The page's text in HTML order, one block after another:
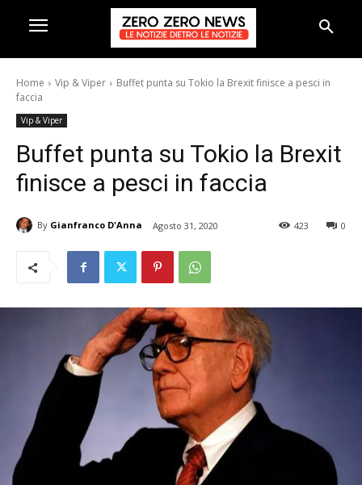
Home Vip & Viper
Buffet punta su Tokio la Brexit finisce a pesci in
faccia
Vip & Viper
Buffet punta su Tokio la Brexit
finisce a pesci in faccia
By Gianfranco D'Anna Agosto 31, 2020 0
423